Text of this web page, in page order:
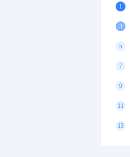
1
3
5
7
9
11
13